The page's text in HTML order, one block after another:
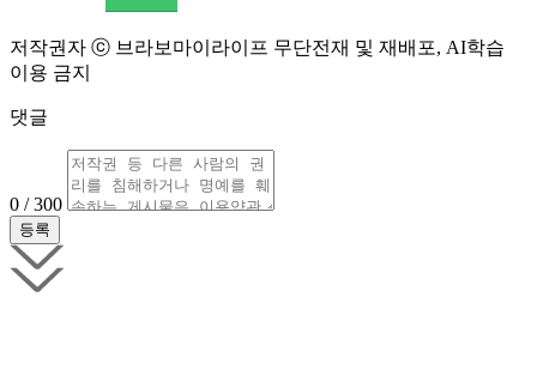
저작권자 ⓒ 브라보마이라이프 무단전재 및 재배포, AI학습
이용 금지
댓글
0 / 300